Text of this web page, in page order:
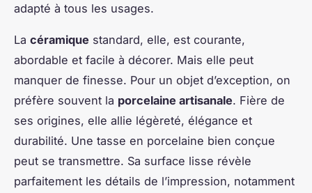
adapté à tous les usages.
La céramique standard, elle, est courante,
abordable et facile à décorer. Mais elle peut
manquer de finesse. Pour un objet d’exception, on
préfère souvent la porcelaine artisanale. Fière de
ses origines, elle allie légèreté, élégance et
durabilité. Une tasse en porcelaine bien conçue
peut se transmettre. Sa surface lisse révèle
parfaitement les détails de l’impression, notamment